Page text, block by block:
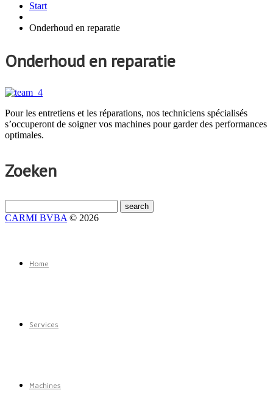
Start
Onderhoud en reparatie
Onderhoud en reparatie
Pour les entretiens et les réparations, nos techniciens spécialisés
s’occuperont de soigner vos machines pour garder des performances
optimales.
Zoeken
CARMI BVBA © 2026
Home
Services
Machines